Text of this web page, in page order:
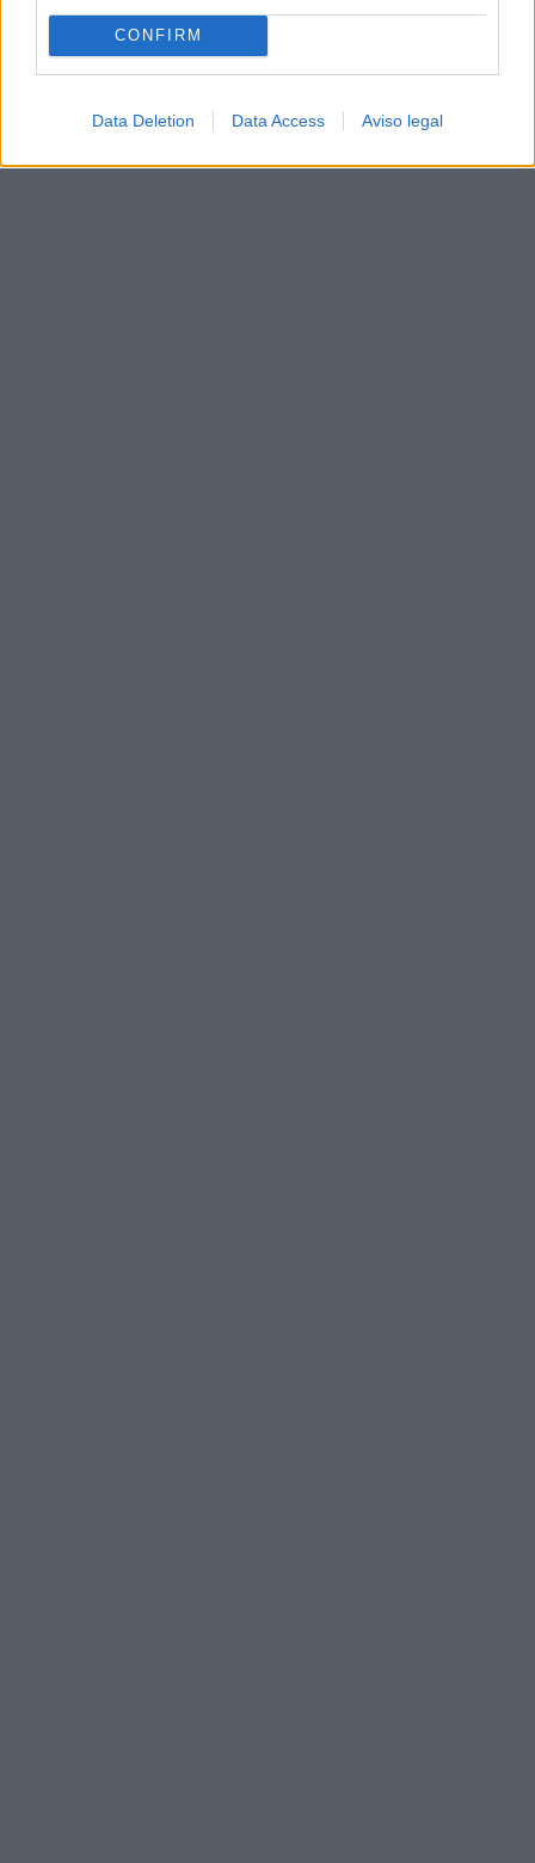
CONFIRM
Data Deletion Data Access Aviso legal